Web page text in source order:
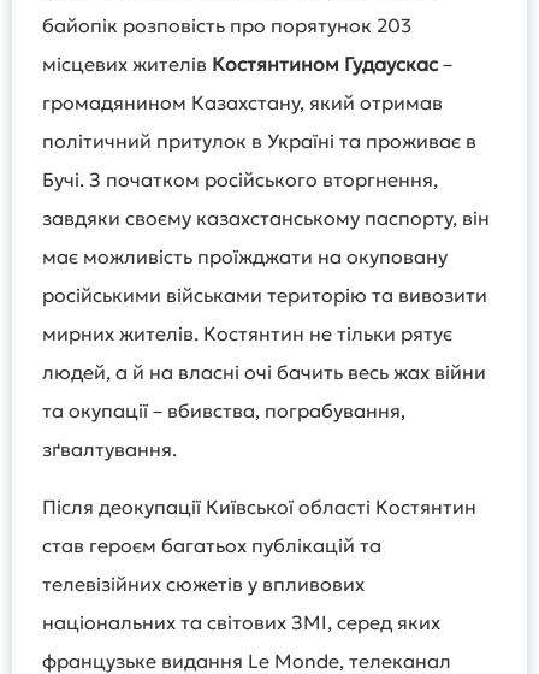
байопік розповість про порятунок 203
місцевих жителів Костянтином Гудаускас–
громадянином Казахстану, який отримав
політичний притулок в Україні та проживає в
Бучі. З початком російського вторгнення,
завдяки своєму казахстанському паспорту, він
має можливість проїжджати на окуповану
російськими військами територію та вивозити
мирних жителів. Костянтин не тільки рятує
людей, а й на власні очі бачить весь жах війни
та окупації – вбивства, пограбування,
зґвалтування.
Після деокупації Київської області Костянтин
став героєм багатьох публікацій та
телевізійних сюжетів у впливових
національних та світових ЗМІ, серед яких
французьке видання Le Monde, телеканал